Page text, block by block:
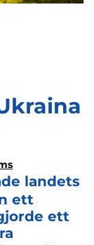
landets
ett
ett